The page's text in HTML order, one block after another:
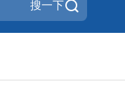
搜一下